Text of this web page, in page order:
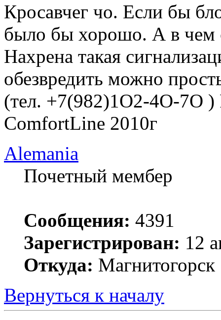
Кросавчег чо. Если бы
было бы хорошо. А в чем
Нахрена такая
обезвредить можно
(тел. +7(982)1O2-4O-7O
ComfortLine 2010г
Alemania
Почетный мембер
Сообщения: 4391
Зарегистрирован: 12
Откуда: Магнитогорск
Вернуться к началу